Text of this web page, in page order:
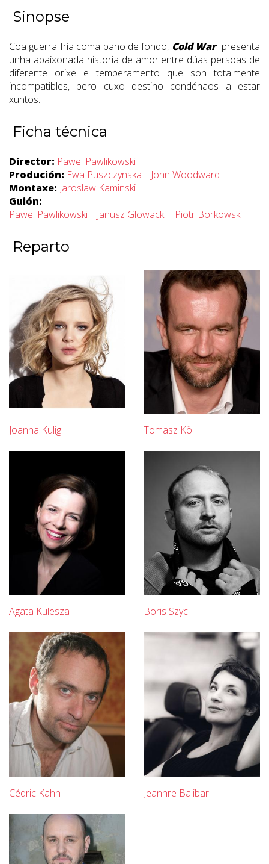
Sinopse
Coa guerra fría coma pano de fondo, Cold War presenta
unha apaixonada historia de amor entre dúas persoas de
diferente orixe e temperamento que son totalmente
incompatibles, pero cuxo destino condénaos a estar
xuntos.
Ficha técnica
Director: Pawel Pawlikowski
Produción: Ewa Puszczynska
John Woodward
Montaxe: Jaroslaw Kaminski
Guión:
Pawel Pawlikowski
Janusz Glowacki Piotr Borkowski
Reparto
Joanna Kulig Tomasz Köl
Agata Kulesza Boris Szyc
Cédric Kahn Jeannre Balibar